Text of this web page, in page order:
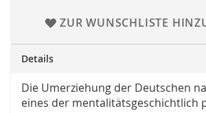
ZUR WUNSCHLISTE
Details
Die Umerziehung der Deutschen
eines der mentalitätsgeschichtlich